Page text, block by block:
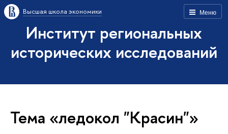
Меню
Высшая школа экономики
Институт региональных
исторических исследований
Тема «ледокол "Красин"»